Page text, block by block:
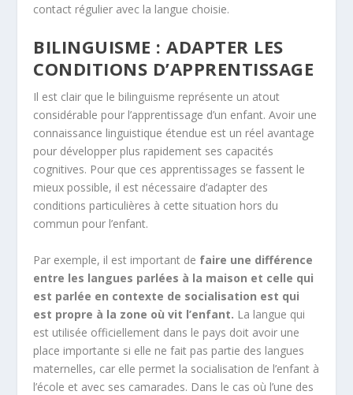
contact régulier avec la langue choisie.
BILINGUISME : ADAPTER LES
CONDITIONS D’APPRENTISSAGE
Il est clair que le bilinguisme représente un atout
considérable pour l’apprentissage d’un enfant. Avoir une
connaissance linguistique étendue est un réel avantage
pour développer plus rapidement ses capacités
cognitives. Pour que ces apprentissages se fassent le
mieux possible, il est nécessaire d’adapter des
conditions particulières à cette situation hors du
commun pour l’enfant.
Par exemple, il est important de faire une différence
entre les langues parlées à la maison et celle qui
est parlée en contexte de socialisation est qui
est propre à la zone où vit l’enfant. La langue qui
est utilisée officiellement dans le pays doit avoir une
place importante si elle ne fait pas partie des langues
maternelles, car elle permet la socialisation de l’enfant à
l’école et avec ses camarades. Dans le cas où l’une des